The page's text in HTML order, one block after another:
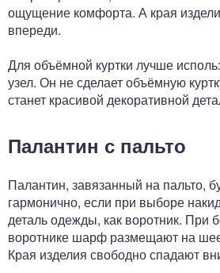
ощущение комфорта. А края
впереди.
Для объёмной куртки лучше
узел. Он не сделает объёмную
станет красивой декоративной
Палантин с пальто
Палантин, завязанный на пальто,
гармонично, если при выборе
деталь одежды, как воротник. При
воротнике шарф размещают на
Края изделия свободно спадают